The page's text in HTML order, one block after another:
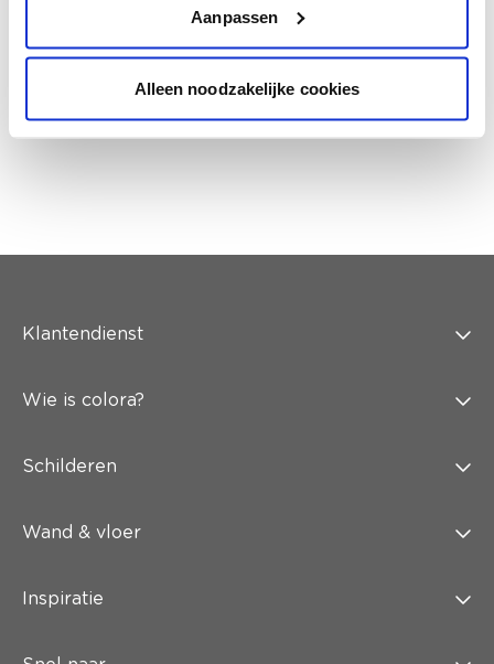
Aanpassen
Alleen noodzakelijke cookies
Krijg ineens een technologische check-up
van je muren.
Klantendienst
Wie is colora?
Schilderen
Wand & vloer
Inspiratie